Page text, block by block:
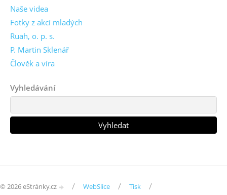
Naše videa
Fotky z akcí mladých
Ruah, o. p. s.
P. Martin Sklenář
Člověk a víra
Vyhledávání
© 2026 eStránky.cz / WebSlice / Tisk /